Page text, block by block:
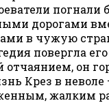
погнали
дорогами
в чужую
повергла
он
Крез в неволе
жалким